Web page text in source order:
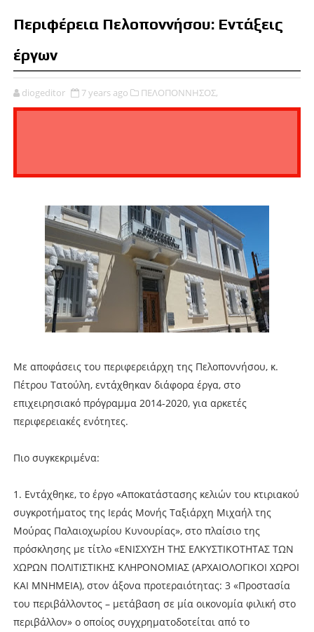
Περιφέρεια Πελοποννήσου: Εντάξεις
έργων
diogeditor 7 years ago ΠΕΛΟΠΟΝΝΗΣΟΣ,
Με αποφάσεις του περιφερειάρχη της Πελοποννήσου, κ.
Πέτρου Τατούλη, εντάχθηκαν διάφορα έργα, στο
επιχειρησιακό πρόγραμμα 2014-2020, για αρκετές
περιφερειακές ενότητες.
Πιο συγκεκριμένα:
1. Εντάχθηκε, το έργο «Αποκατάστασης κελιών του κτιριακού
συγκροτήματος της Ιεράς Μονής Ταξιάρχη Μιχαήλ της
Μούρας Παλαιοχωρίου Κυνουρίας», στο πλαίσιο της
πρόσκλησης με τίτλο «ΕΝΙΣΧΥΣΗ ΤΗΣ ΕΛΚΥΣΤΙΚΟΤΗΤΑΣ ΤΩΝ
ΧΩΡΩΝ ΠΟΛΙΤΙΣΤΙΚΗΣ ΚΛΗΡΟΝΟΜΙΑΣ (ΑΡΧΑΙΟΛΟΓΙΚΟΙ ΧΩΡΟΙ
ΚΑΙ ΜΝΗΜΕΙΑ), στον άξονα προτεραιότητας: 3 «Προστασία
του περιβάλλοντος – μετάβαση σε μία οικονομία φιλική στο
περιβάλλον» ο οποίος συγχρηματοδοτείται από το